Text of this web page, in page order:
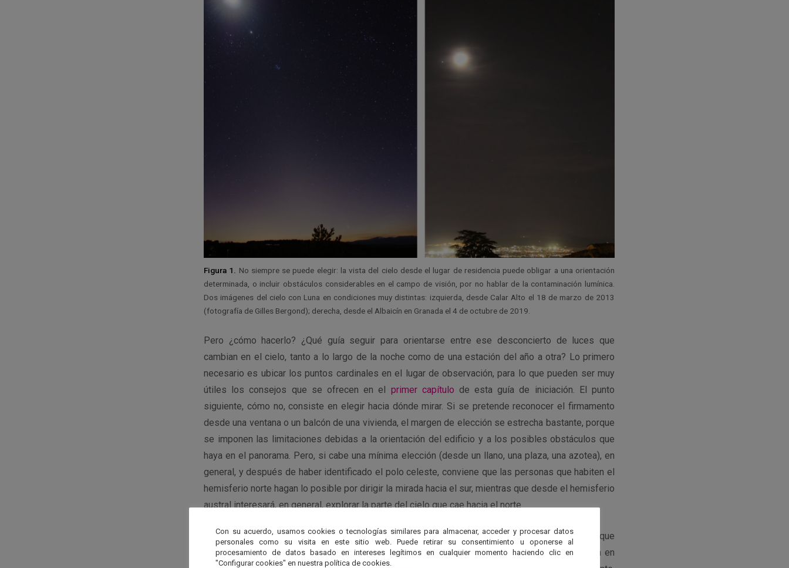
Figura 1.
No siempre se puede elegir: la vista del cielo desde el lugar de residencia puede obligar a una orientación
determinada, o incluir obstáculos considerables en el campo de visión, por no hablar de la contaminación lumínica.
Dos imágenes del cielo con Luna en condiciones muy distintas: izquierda, desde Calar Alto el 18 de marzo de 2013
(fotografía de Gilles Bergond); derecha, desde el Albaicín en Granada el 4 de octubre de 2019.
Pero ¿cómo hacerlo? ¿Qué guía seguir para orientarse entre ese desconcierto de luces que
cambian en el cielo, tanto a lo largo de la noche como de una estación del año a otra? Lo primero
necesario es ubicar los puntos cardinales en el lugar de observación, para lo que pueden ser muy
útiles los consejos que se ofrecen en el primer capítulo de esta guía de iniciación. El punto
siguiente, cómo no, consiste en elegir hacia dónde mirar. Si se pretende reconocer el firmamento
desde una ventana o un balcón de una vivienda, el margen de elección se estrecha bastante, porque
se imponen las limitaciones debidas a la orientación del edificio y a los posibles obstáculos que
haya en el panorama. Pero, si cabe una mínima elección (desde un llano, una plaza, una azotea), en
general, y después de haber identificado el polo celeste, conviene que las personas que habiten el
hemisferio norte hagan lo posible por dirigir la mirada hacia el sur, mientras que desde el hemisferio
austral interesará, en general, explorar la parte del cielo que cae hacia el norte.
La fuente principal de desconcierto consiste en el cambio tanto horario como estacional de lo que
se ve en el cielo, debido a que lo miramos desde una plataforma, la Tierra, que se encuentra en
Con su acuerdo, usamos cookies o tecnologías similares para almacenar, acceder y procesar datos
personales como su visita en este sitio web. Puede retirar su consentimiento u oponerse al
procesamiento de datos basado en intereses legítimos en cualquier momento haciendo clic en
"Configurar cookies" en nuestra política de cookies.